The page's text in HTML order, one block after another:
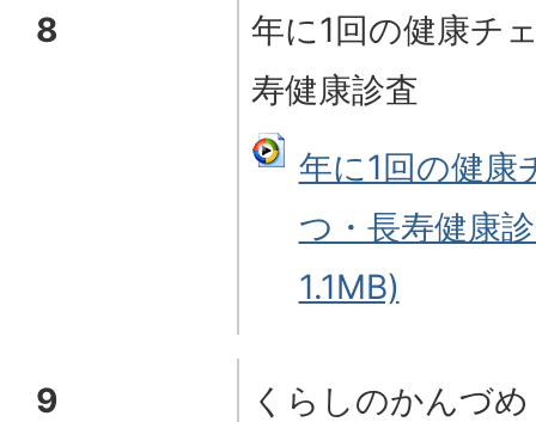
8
年に1回の健康チ
寿健康診査
年に1回の健康
つ・長寿健康
1.1MB)
9
くらしのかんづめ